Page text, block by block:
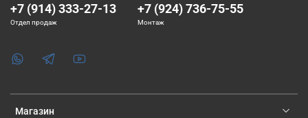
Магазин
+7 (914) 333-27-13
Отдел продаж
+7 (924) 736-75-55
Монтаж